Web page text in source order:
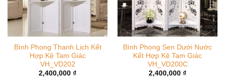
Bình Phong Thanh Lịch Kết
Hợp Kệ Tam Giác
VH_VD202
2,400,000 ₫
Bình Phong Sen Dưới Nước
Kết Hợp Kệ Tam Giác
VH_VD200C
2,400,000 ₫